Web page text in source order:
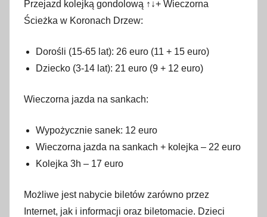
Przejazd kolejką gondolową ↑↓+ Wieczorna
Ścieżka w Koronach Drzew:
Dorośli (15-65 lat): 26 euro (11 + 15 euro)
Dziecko (3-14 lat): 21 euro (9 + 12 euro)
Wieczorna jazda na sankach:
Wypożycznie sanek: 12 euro
Wieczorna jazda na sankach + kolejka – 22 euro
Kolejka 3h – 17 euro
Możliwe jest nabycie biletów zarówno przez
Internet, jak i informacji oraz biletomacie. Dzieci